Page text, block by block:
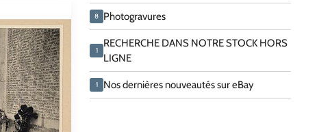
8 Photogravures
1
RECHERCHE DANS NOTRE STOCK HORS
LIGNE
1 Nos dernières nouveautés sur eBay